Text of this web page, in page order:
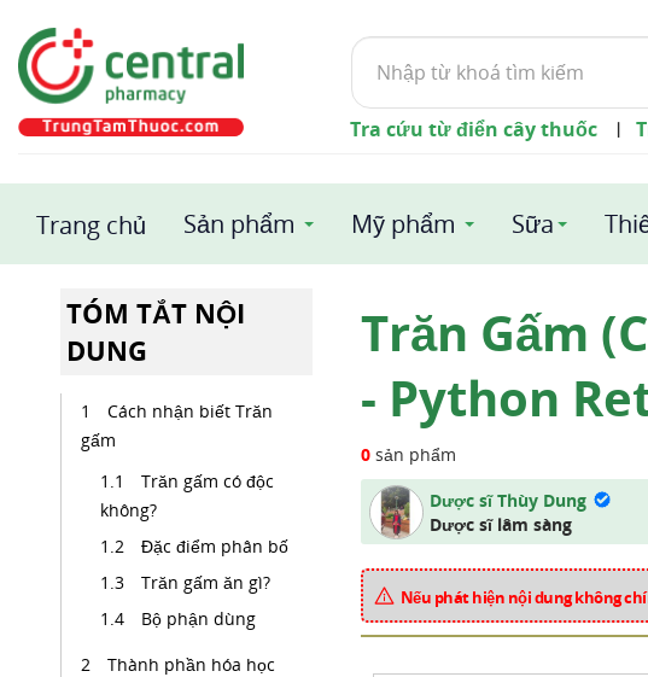
Tìm
kiếm
Tra cứu từ điển cây thuốc |
Trang chủ Sản phẩm Mỹ phẩm Sữa
TÓM TẮT NỘI
DUNG
Cách nhận biết Trăn
gấm
Trăn gấm có độc
không?
Đặc điểm phân bố
Trăn gấm ăn gì?
Bộ phận dùng
Thành phần hóa học
Trăn Gấm
- Python
0sản phẩm
Dược sĩ Thùy Dung
Dược sĩ lâm sàng
Nếu phát hiện nội dung không